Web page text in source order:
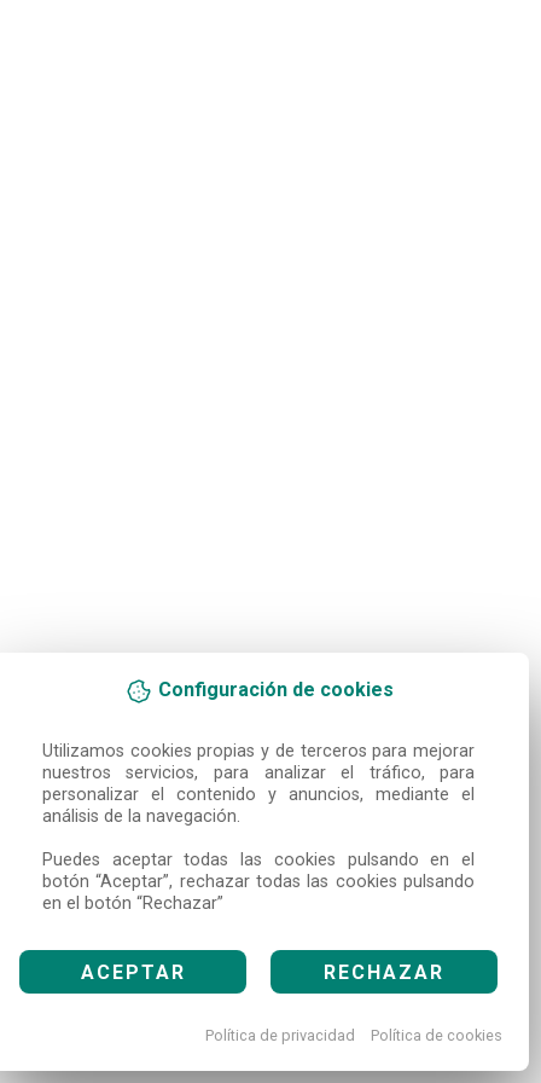
Configuración de cookies
Utilizamos cookies propias y de terceros para mejorar
nuestros servicios, para analizar el tráfico, para
personalizar el contenido y anuncios, mediante el
análisis de la navegación.
Puedes aceptar todas las cookies pulsando en el
botón “Aceptar”, rechazar todas las cookies pulsando
en el botón “Rechazar”
ACEPTAR RECHAZAR
Política de privacidad Política de cookies